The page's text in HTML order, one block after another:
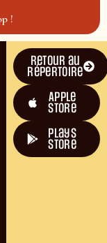
!
Retour au
répertoire
Apple
Store
plays
store